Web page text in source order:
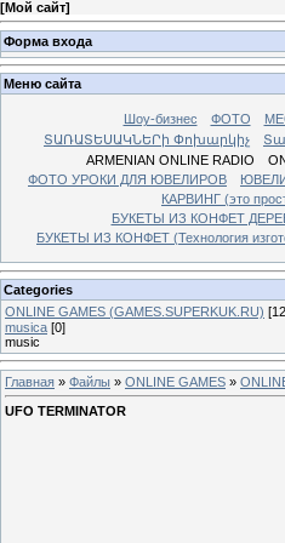
[Мой сайт]
Форма входа
Меню сайта
Шоу-бизнес ФОТО
ՏԱՌԱՏԵՍԱԿՆԵՐի Փոխարկիչ
ARMENIAN ONLINE RADIO
ФОТО УРОКИ ДЛЯ ЮВЕЛИРОВ
КАРВИНГ (это
БУКЕТЫ ИЗ КОНФЕТ
БУКЕТЫ ИЗ КОНФЕТ (Технология
Categories
ONLINE GAMES (GAMES.SUPERKUK.RU)
musica [0]
music
Главная » Файлы » ONLINE GAMES »
UFO TERMINATOR